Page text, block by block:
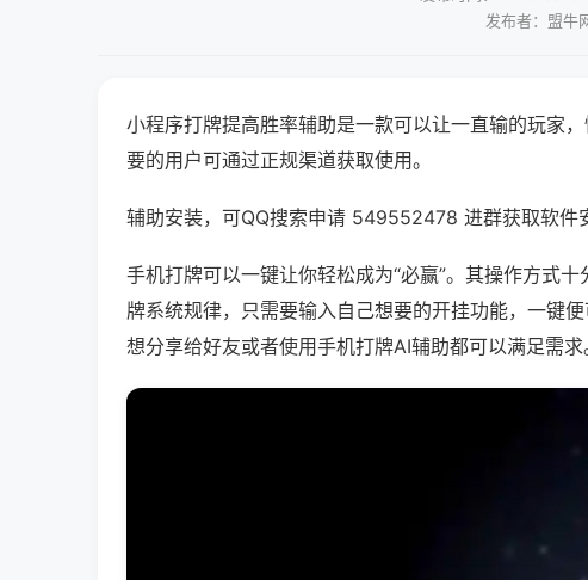
发布者：盟牛
小程序打牌提高胜率辅助是一款可以让一直输的玩家
要的用户可通过正规渠道获取使用。
辅助安装，可QQ搜索申请 549552478 进群获取软件
手机打牌可以一键让你轻松成为“必赢”。其操作方式
牌系统规律，只需要输入自己想要的开挂功能，一键
想分享给好友或者使用手机打牌AI辅助都可以满足需求